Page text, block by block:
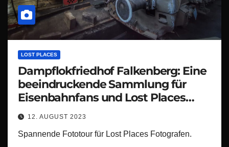
LOST PLACES
Dampflokfriedhof Falkenberg: Eine
beeindruckende Sammlung für
Eisenbahnfans und Lost Places
Fotografen
12. AUGUST 2023
Spannende Fototour für Lost Places Fotografen.